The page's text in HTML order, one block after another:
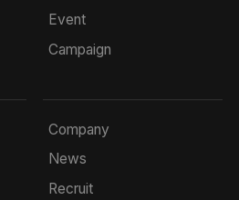
Event
Campaign
Company
News
Recruit